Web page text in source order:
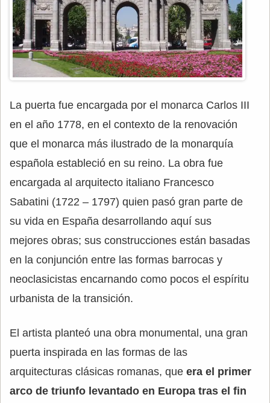
La puerta fue encargada por el monarca Carlos III
en el año 1778, en el contexto de la renovación
que el monarca más ilustrado de la monarquía
española estableció en su reino. La obra fue
encargada al arquitecto italiano Francesco
Sabatini (1722 – 1797) quien pasó gran parte de
su vida en España desarrollando aquí sus
mejores obras; sus construcciones están basadas
en la conjunción entre las formas barrocas y
neoclasicistas encarnando como pocos el espíritu
urbanista de la transición.
El artista planteó una obra monumental, una gran
puerta inspirada en las formas de las
arquitecturas clásicas romanas, que era el primer
arco de triunfo levantado en Europa tras el fin